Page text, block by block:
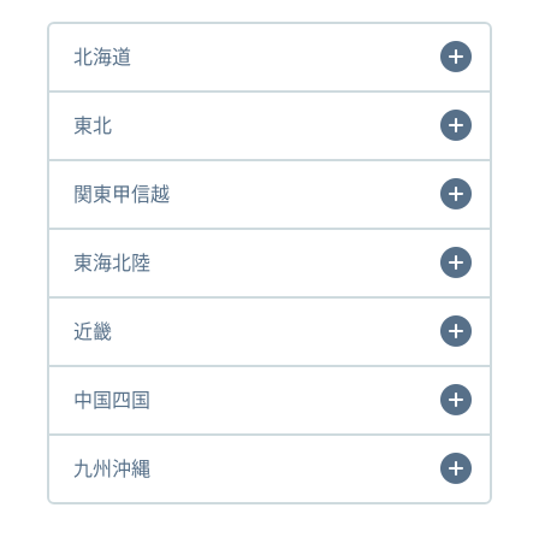
北海道
東北
関東甲信越
東海北陸
近畿
中国四国
九州沖縄